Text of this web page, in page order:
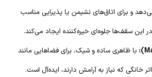
و برای اتاق‌های نشیمن یا پذیرایی مناسب
این سقف‌ها جلوه‌ای خیره‌کننده ایجاد می‌کند.
با ظاهری ساده و شیک، برای فضاهایی مانند
خانگی که نیاز به آرامش دارند، ایده‌آل است.